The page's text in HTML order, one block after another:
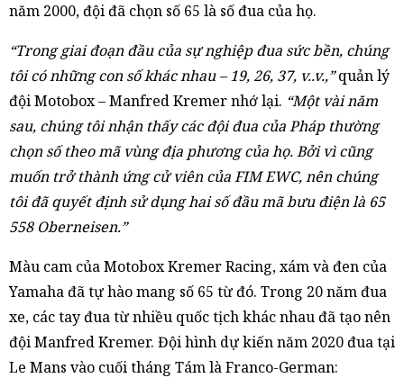
năm 2000, đội đã chọn số 65 là số đua của họ.
“Trong giai đoạn đầu của sự nghiệp đua sức bền, chúng
tôi có những con số khác nhau – 19, 26, 37, v..v.,”quản lý
đội Motobox – Manfred Kremer nhớ lại. “Một vài năm
sau, chúng tôi nhận thấy các đội đua của Pháp thường
chọn số theo mã vùng địa phương của họ. Bởi vì cũng
muốn trở thành ứng cử viên của FIM EWC, nên chúng
tôi đã quyết định sử dụng hai số đầu mã bưu điện là 65
558 Oberneisen.”
Màu cam của Motobox Kremer Racing, xám và đen của
Yamaha đã tự hào mang số 65 từ đó. Trong 20 năm đua
xe, các tay đua từ nhiều quốc tịch khác nhau đã tạo nên
đội Manfred Kremer. Đội hình dự kiến năm 2020 đua tại
Le Mans vào cuối tháng Tám là Franco-German: